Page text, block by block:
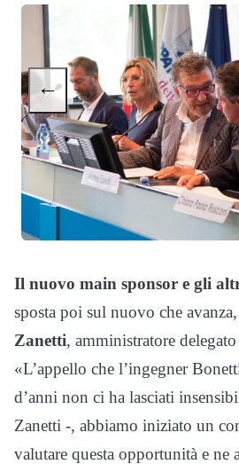
←
Il nuovo main sponsor e gli
sposta poi sul nuovo che avanza,
Zanetti, amministratore
«L’appello che l’ingegner
d’anni non ci ha lasciati
Zanetti -, abbiamo iniziato un
valutare questa opportunità e ne